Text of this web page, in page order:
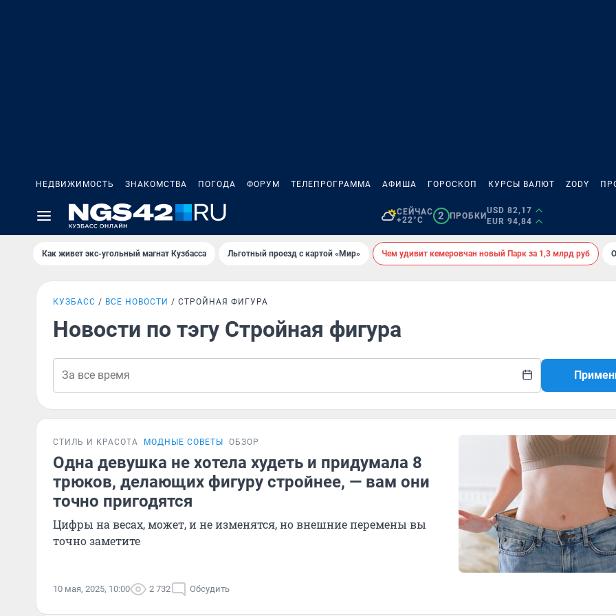
НЕДВИЖИМОСТЬ ЗНАКОМСТВА ПОГОДА ФОРУМ ТЕЛЕПРОГРАММА АФИША ГОРОСКОП КУРСЫ ВАЛЮТ ZODY
СЕЙЧАС
+22°C
2 ПРОБКИ
USD 82,17
EUR 94,84
Как живет экс-угольный магнат Кузбасса Льготный проезд с картой «Мир» Чем удивит кемеровчан новый Парк за 1,3 млрд руб
КУЗБАСС ВСЕ НОВОСТИ СТРОЙНАЯ ФИГУРА
Новости по тэгу Стройная фигура
СТИЛЬ И КРАСОТА МОДНЫЕ СОВЕТЫ ОБЗОР
Одна девушка не хотела худеть и придумала 8
трюков, делающих фигуру стройнее, — вам они
точно пригодятся
Цифры на весах, может, и не изменятся, но внешние перемены вы
точно заметите
10 мая, 2025, 10:00 2 732 Обсудить